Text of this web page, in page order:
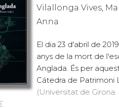
Vilallonga Vives,
Anna
El dia 23 d'abril de
anys de la mort de
Anglada. És per
Cátedra de Patrimoni
(Universitat de Girona.